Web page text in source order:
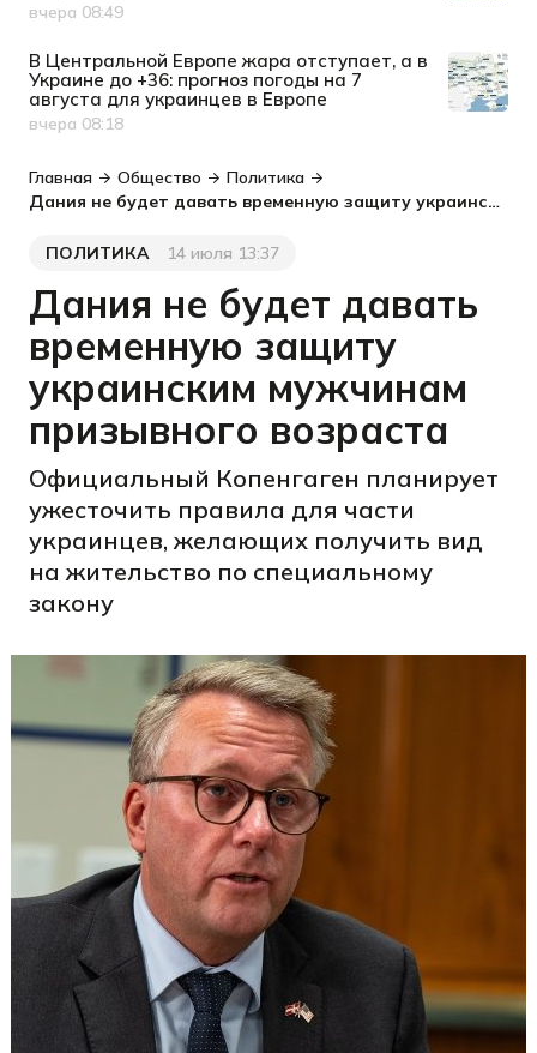
Дата публикации
вчера 08:49
В Центральной Европе жара отступает, а в
Украине до +36: прогноз погоды на 7
августа для украинцев в Европе
Дата публикации
вчера 08:18
Главная Общество
Политика
Дания не будет давать временную защиту украинским мужчинам призывного возраста
Категория
ПОЛИТИКА
Дата публикации
14 июля 13:37
Дания не будет давать
временную защиту
украинским мужчинам
призывного возраста
Официальный Копенгаген планирует
ужесточить правила для части
украинцев, желающих получить вид
на жительство по специальному
закону